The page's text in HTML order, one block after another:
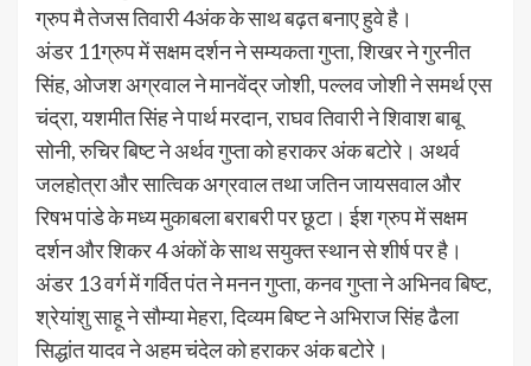
ग्रुप मै तेजस तिवारी 4अंक के साथ बढ़त बनाए हुवे है।
अंडर 11ग्रुप में सक्षम दर्शन ने सम्यकता गुप्ता, शिखर ने गुरनीत
सिंह, ओजश अग्रवाल ने मानवेंद्र जोशी, पल्लव जोशी ने समर्थ एस
चंद्रा, यशमीत सिंह ने पार्थ मरदान, राघव तिवारी ने शिवाश बाबू
सोनी, रुचिर बिष्ट ने अर्थव गुप्ता को हराकर अंक बटोरे। अथर्व
जलहोत्रा और सात्विक अग्रवाल तथा जतिन जायसवाल और
रिषभ पांडे के मध्य मुकाबला बराबरी पर छूटा। ईश ग्रुप में सक्षम
दर्शन और शिकर 4 अंकों के साथ सयुक्त स्थान से शीर्ष पर है।
अंडर 13 वर्ग में गर्वित पंत ने मनन गुप्ता, कनव गुप्ता ने अभिनव बिष्ट,
श्रेयांशु साहू ने सौम्या मेहरा, दिव्यम बिष्ट ने अभिराज सिंह ढैला
सिद्धांत यादव ने अहम चंदेल को हराकर अंक बटोरे।